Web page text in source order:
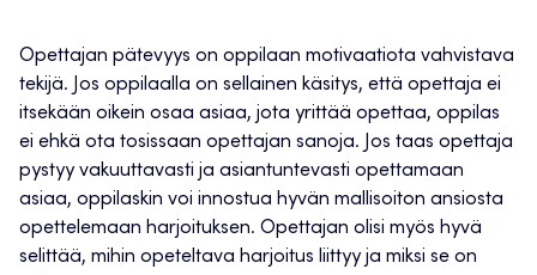
Opettajan pätevyys on oppilaan motivaatiota vahvistava
tekijä. Jos oppilaalla on sellainen käsitys, että opettaja ei
itsekään oikein osaa asiaa, jota yrittää opettaa, oppilas
ei ehkä ota tosissaan opettajan sanoja. Jos taas opettaja
pystyy vakuuttavasti ja asiantuntevasti opettamaan
asiaa, oppilaskin voi innostua hyvän mallisoiton ansiosta
opettelemaan harjoituksen. Opettajan olisi myös hyvä
selittää, mihin opeteltava harjoitus liittyy ja miksi se on